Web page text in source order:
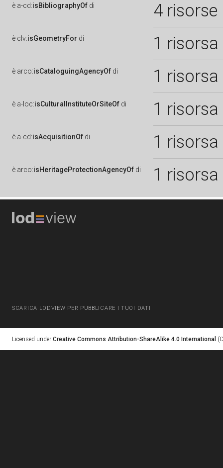
è a-cd:isBibliographyOf di 4 risorse
è clv:isGeometryFor di 1 risorsa
è arco:isCataloguingAgencyOf di 1 risorsa
è a-loc:isCulturalInstituteOrSiteOf di 1 risorsa
è a-cd:isAcquisitionOf di 1 risorsa
è arco:isHeritageProtectionAgencyOf di 1 risorsa
SCARICA LODVIEW PER PUBBLICARE I TUOI DATI
Licensed under Creative Commons Attribution-ShareAlike 4.0 International